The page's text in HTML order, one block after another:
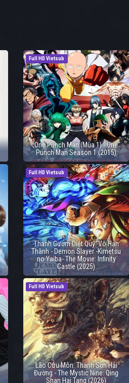
Full HD Vietsub
One Punch Man (Mùa 1) - One
Punch Man Season 1 (2015)
Full HD Vietsub
Thanh Gươm Diệt Quỷ: Vô Hạn
Thành - Demon Slayer -Kimetsu
no Yaiba- The Movie: Infinity
Castle (2025)
Full HD Vietsub
Lão Cửu Môn: Thanh Sơn Hải
Đường - The Mystic Nine: Qing
Shan Hai Tang (2026)